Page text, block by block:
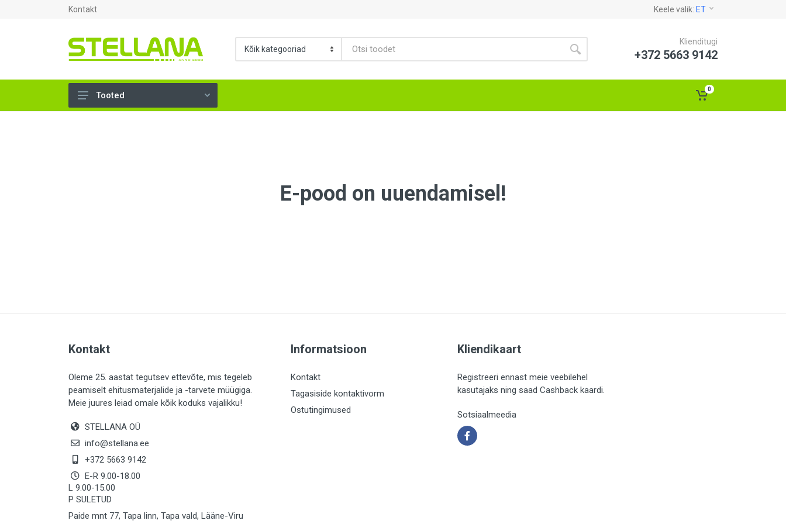
Kontakt Keele valik: ET
Klienditugi
+372 5663 9142
LIISTUD (183)
KIVID (31)
KATTED (133)
MAALRITARBED (1028)
SOOJUSTUS (15)
KEEMIA (222)
TÖÖRIIDED (117)
SAUN (8)
Tooted
0
E-pood on uuendamisel!
Kontakt
Oleme 25. aastat tegutsev ettevõte, mis tegeleb
peamiselt ehitusmaterjalide ja -tarvete müügiga.
Meie juures leiad omale kõik koduks vajalikku!
STELLANA OÜ
info@stellana.ee
+372 5663 9142
E-R 9.00-18.00
L 9.00-15.00
P SULETUD
Paide mnt 77, Tapa linn, Tapa vald, Lääne-Viru
Informatsioon
Kontakt
Tagasiside kontaktivorm
Ostutingimused
Kliendikaart
Registreeri ennast meie veebilehel
kasutajaks ning saad Cashback kaardi.
Sotsiaalmeedia